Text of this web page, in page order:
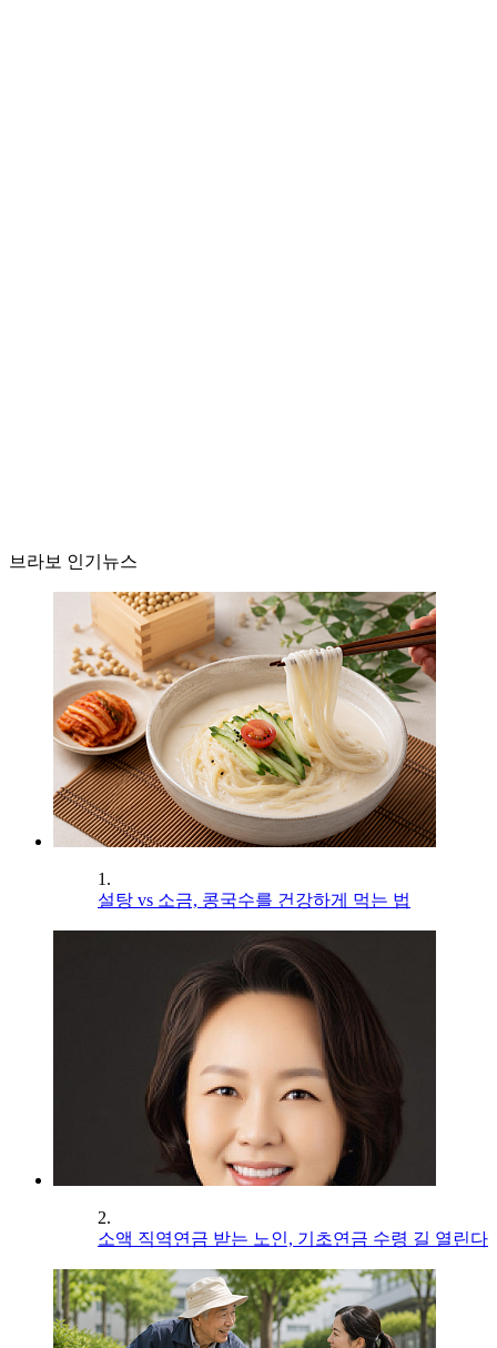
브라보 인기뉴스
1.
설탕 vs 소금, 콩국수를 건강하게 먹는 법
2.
소액 직역연금 받는 노인, 기초연금 수령 길 열린다